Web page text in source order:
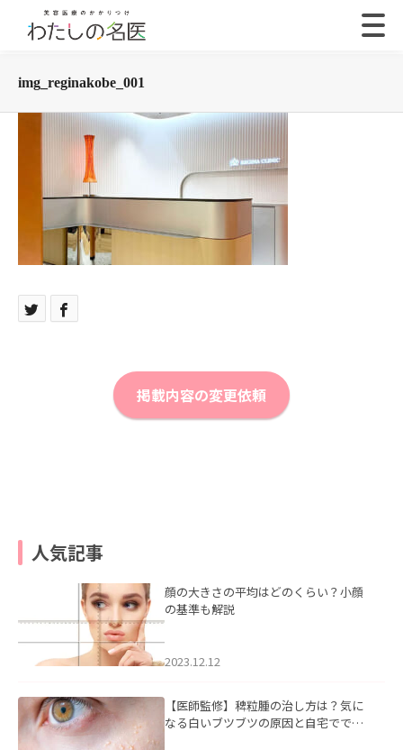
img_reginakobe_001
掲載内容の変更依頼
人気記事
顔の大きさの平均はどのくらい？小顔
の基準も解説
2023.12.12
【医師監修】稗粒腫の治し方は？気に
なる白いブツブツの原因と自宅ででき